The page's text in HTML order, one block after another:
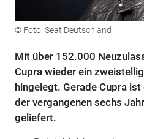
© Foto: Seat Deutschland
Mit über 152.000
Cupra wieder ein
hingelegt. Gerade Cupra
der vergangenen sechs
geliefert.